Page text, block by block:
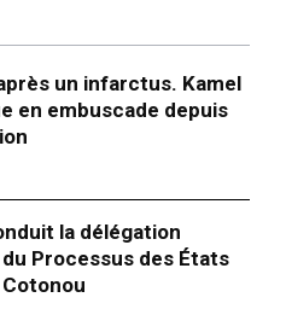
un infarctus. Kamel
en embuscade depuis
la délégation
Processus des États